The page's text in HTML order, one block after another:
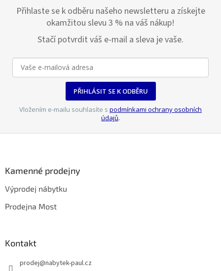
Přihlaste se k odběru našeho newsletteru a získejte
okamžitou slevu 3 % na váš nákup!
Stačí potvrdit váš e-mail a sleva je vaše.
PŘIHLÁSIT SE K ODBĚRU
Vložením e-mailu souhlasíte s podmínkami ochrany osobních
údajů.
Kamenné prodejny
Výprodej nábytku
Prodejna Most
Kontakt
prodej@nabytek-paul.cz